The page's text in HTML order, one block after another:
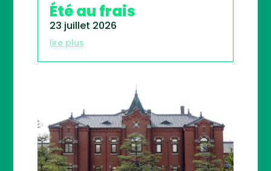
Été au frais
23 juillet 2026
lire plus